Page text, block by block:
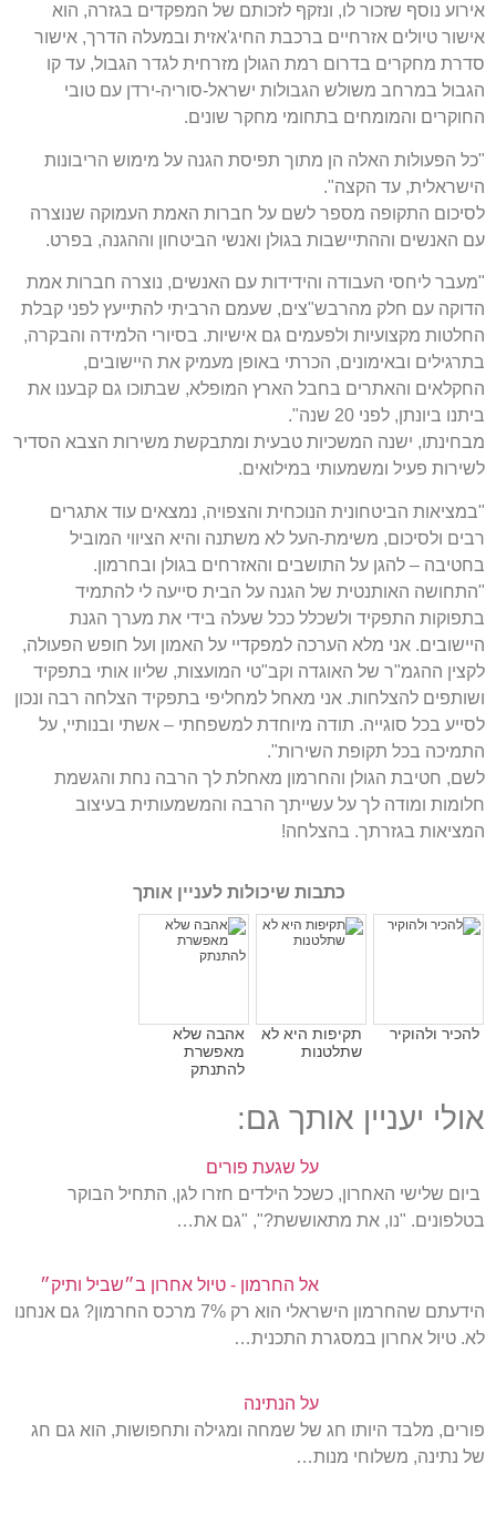
אירוע נוסף שזכור לו, ונזקף לזכותם של המפקדים בגזרה, הוא
אישור טיולים אזרחיים ברכבת החיג'אזית ובמעלה הדרך, אישור
סדרת מחקרים בדרום רמת הגולן מזרחית לגדר הגבול, עד קו
הגבול במרחב משולש הגבולות ישראל-סוריה-ירדן עם טובי
החוקרים והמומחים בתחומי מחקר שונים.
"כל הפעולות האלה הן מתוך תפיסת הגנה על מימוש הריבונות
הישראלית, עד הקצה".
לסיכום התקופה מספר לשם על חברות האמת העמוקה שנוצרה
עם האנשים וההתיישבות בגולן ואנשי הביטחון וההגנה, בפרט.
"מעבר ליחסי העבודה והידידות עם האנשים, נוצרה חברות אמת
הדוקה עם חלק מהרבש"צים, שעמם הרביתי להתייעץ לפני קבלת
החלטות מקצועיות ולפעמים גם אישיות. בסיורי הלמידה והבקרה,
בתרגילים ובאימונים, הכרתי באופן מעמיק את היישובים,
החקלאים והאתרים בחבל הארץ המופלא, שבתוכו גם קבענו את
ביתנו ביונתן, לפני 20 שנה".
מבחינתו, ישנה המשכיות טבעית ומתבקשת משירות הצבא הסדיר
לשירות פעיל ומשמעותי במילואים.
"במציאות הביטחונית הנוכחית והצפויה, נמצאים עוד אתגרים
רבים ולסיכום, משימת-העל לא משתנה והיא הציווי המוביל
בחטיבה – להגן על התושבים והאזרחים בגולן ובחרמון.
"התחושה האותנטית של הגנה על הבית סייעה לי להתמיד
בתפוקות התפקיד ולשכלל ככל שעלה בידי את מערך הגנת
היישובים. אני מלא הערכה למפקדיי על האמון ועל חופש הפעולה,
לקצין ההגמ"ר של האוגדה וקב"טי המועצות, שליוו אותי בתפקיד
ושותפים להצלחות. אני מאחל למחליפי בתפקיד הצלחה רבה ונכון
לסייע בכל סוגייה. תודה מיוחדת למשפחתי – אשתי ובנותיי, על
התמיכה בכל תקופת השירות".
לשם, חטיבת הגולן והחרמון מאחלת לך הרבה נחת והגשמת
חלומות ומודה לך על עשייתך הרבה והמשמעותית בעיצוב
המציאות בגזרתך. בהצלחה!
כתבות שיכולות לעניין אותך
להכיר ולהוקיר
תקיפות היא לא
שתלטנות
אהבה שלא
מאפשרת
להתנתק
אולי יעניין אותך גם:
על שגעת פורים
ביום שלישי האחרון, כשכל הילדים חזרו לגן, התחיל הבוקר
בטלפונים. "נו, את מתאוששת?", "גם את…
אל החרמון - טיול אחרון ב״שביל ותיק״
הידעתם שהחרמון הישראלי הוא רק 7% מרכס החרמון? גם אנחנו
לא. טיול אחרון במסגרת התכנית…
על הנתינה
פורים, מלבד היותו חג של שמחה ומגילה ותחפושות, הוא גם חג
של נתינה, משלוחי מנות…